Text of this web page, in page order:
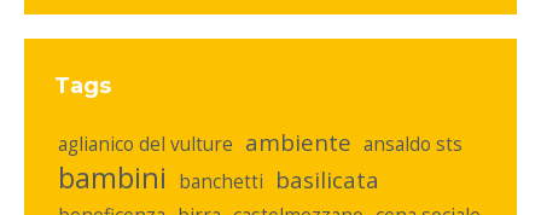
Tags
aglianico del vulture ambiente ansaldo sts
bambini banchetti basilicata